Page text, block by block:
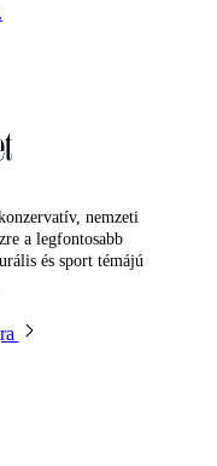
nemzeti
a legfontosabb
és sport témájú